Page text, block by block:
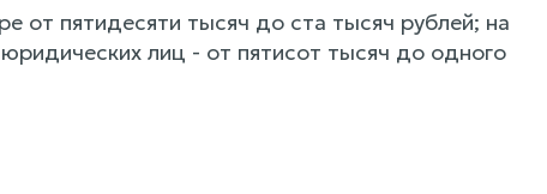
от пятидесяти тысяч до ста тысяч рублей; на
лиц - от пятисот тысяч до одного